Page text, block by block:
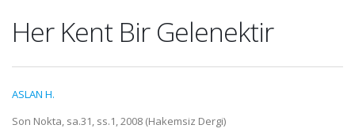
Her Kent Bir Gelenektir
ASLAN H.
Son Nokta, sa.31, ss.1, 2008 (Hakemsiz Dergi)